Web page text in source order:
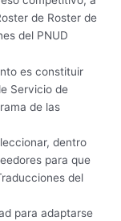
de Roster de
del PNUD
es constituir
Servicio de
de las
dentro
para que
del
para adaptarse